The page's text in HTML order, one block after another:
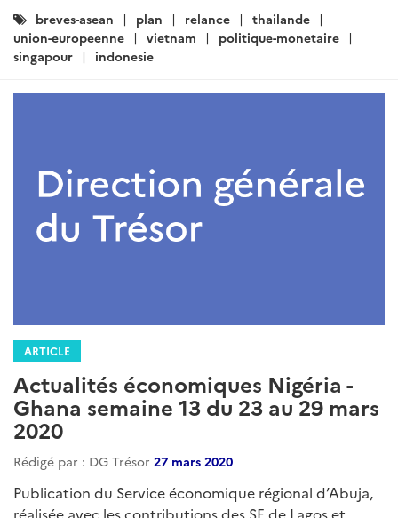
Catégories
:
breves-asean plan relance
thailande
union-europeenne
vietnam
politique-monetaire
singapour
indonesie
ARTICLE
Actualités économiques Nigéria -
Ghana semaine 13 du 23 au 29 mars
2020
Rédigé par : DG Trésor 27 mars 2020
Publication du Service économique régional d’Abuja,
réalisée avec les contributions des SE de Lagos et